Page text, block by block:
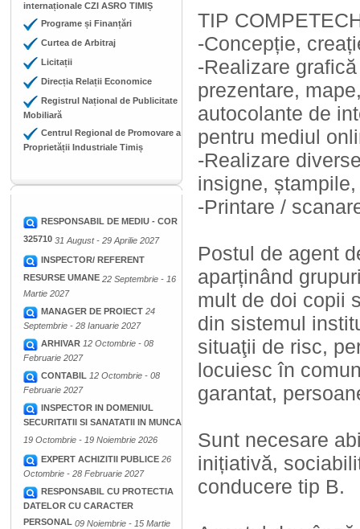
internaționale CZI ASRO TIMIȘ
Programe și Finanțări
Curtea de Arbitraj
Licitații
Direcția Relații Economice
Registrul Național de Publicitate
Mobiliară
Centrul Regional de Promovare a
Proprietății Industriale Timiș
RESPONSABIL DE MEDIU - COR
325710 31 August - 29 Aprilie 2027
INSPECTOR/ REFERENT
RESURSE UMANE 22 Septembrie - 16
Martie 2027
MANAGER DE PROIECT 24
Septembrie - 28 Ianuarie 2027
ARHIVAR 12 Octombrie - 08
Februarie 2027
CONTABIL 12 Octombrie - 08
Februarie 2027
INSPECTOR IN DOMENIUL
SECURITATII SI SANATATII IN MUNCA
19 Octombrie - 19 Noiembrie 2026
EXPERT ACHIZITII PUBLICE 26
Octombrie - 28 Februarie 2027
RESPONSABIL CU PROTECTIA
DATELOR CU CARACTER
PERSONAL 09 Noiembrie - 15 Martie
TIP
-Concepție,
-Realizare
prezentare,
autocolante de
pentru mediul
-Realizare
insigne,
-Printare /
Postul de agent
aparținând
mult de doi copii
din sistemul
situaţii de risc,
locuiesc în
garantat,
Sunt necesare
inițiativă,
conducere tip B.